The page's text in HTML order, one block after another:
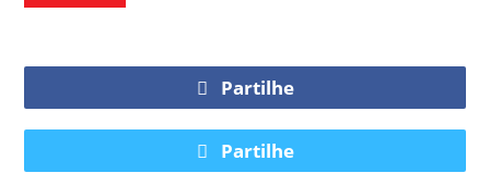
Partilhe
Partilhe